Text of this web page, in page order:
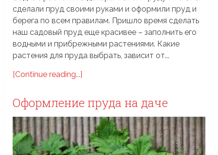
сделали пруд своими руками и оформили пруд и
берега по всем правилам. Пришло время сделать
наш садовый пруд еще красивее – заполнить его
водными и прибрежными растениями. Какие
растения для пруда выбрать, зависит от...
[Continue reading...]
Оформление пруда на даче